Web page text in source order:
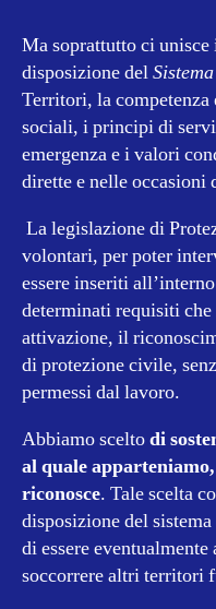
Ma soprattutto ci
disposizione del
Territori, la
sociali, i principi di
emergenza e i valori
dirette e nelle occasioni
La legislazione di
volontari, per poter
essere inseriti
determinati requisiti
attivazione, il
di protezione civile,
permessi dal lavoro.
Abbiamo sceltodi
al qualeapparteniamo,
riconosce. Tale scelta
disposizione del
di essere
soccorrere altri territori